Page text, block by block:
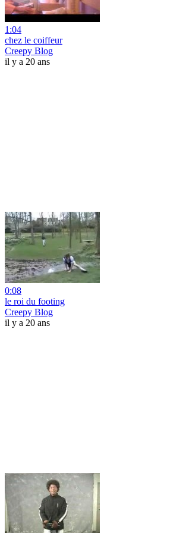
1:04
chez le coiffeur
Creepy Blog
il y a 20 ans
0:08
le roi du footing
Creepy Blog
il y a 20 ans